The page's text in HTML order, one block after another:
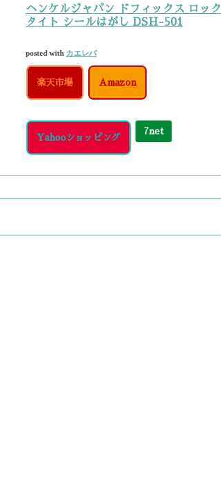
ヘンケルジャパン ドフィックス ロック
タイト シールはがし DSH-501
posted with カエレバ
楽天市場 Amazon
Yahooショッピング
7net